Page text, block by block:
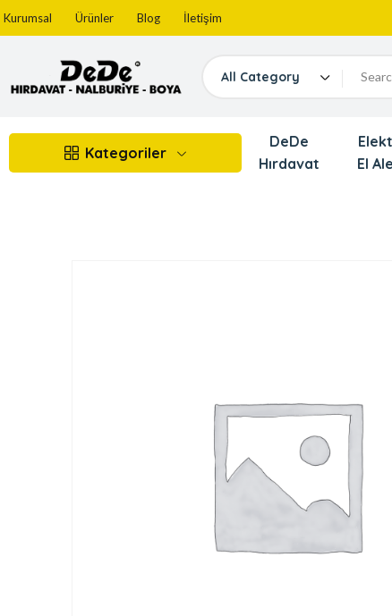
Kurumsal Ürünler Blog İletişim
All Category
Kategoriler
DeDe
Hırdavat
El